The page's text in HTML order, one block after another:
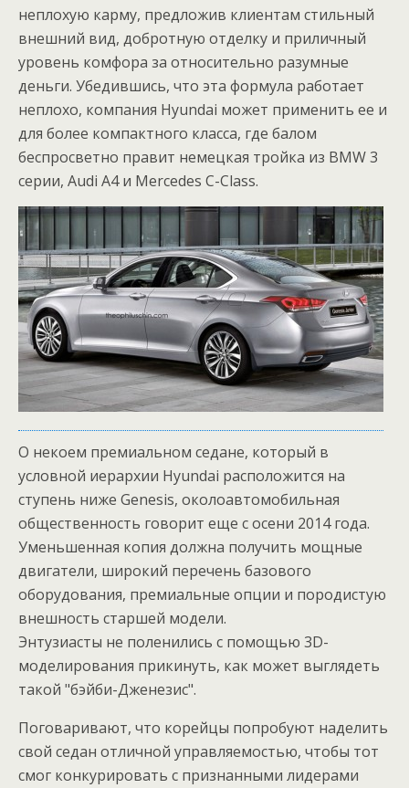
неплохую карму, предложив клиентам стильный
внешний вид, добротную отделку и приличный
уровень комфора за относительно разумные
деньги. Убедившись, что эта формула работает
неплохо, компания Hyundai может применить ее и
для более компактного класса, где балом
беспросветно правит немецкая тройка из BMW 3
серии, Audi A4 и Mercedes C-Class.
О некоем премиальном седане, который в
условной иерархии Hyundai расположится на
ступень ниже Genesis, околоавтомобильная
общественность говорит еще с осени 2014 года.
Уменьшенная копия должна получить мощные
двигатели, широкий перечень базового
оборудования, премиальные опции и породистую
внешность старшей модели.
Энтузиасты не поленились с помощью 3D-
моделирования прикинуть, как может выглядеть
такой "бэйби-Дженезис".
Поговаривают, что корейцы попробуют наделить
свой седан отличной управляемостью, чтобы тот
смог конкурировать с признанными лидерами